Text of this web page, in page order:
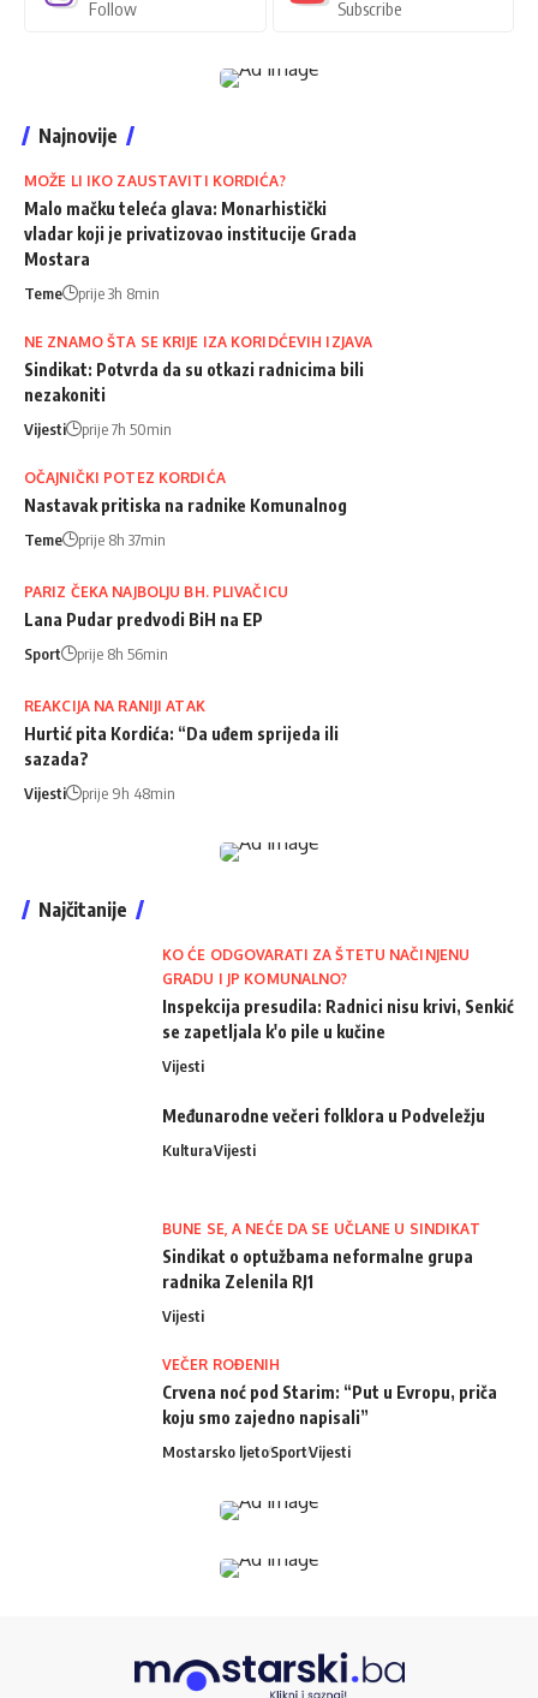
Follow Subscribe
Najnovije
MOŽE LI IKO ZAUSTAVITI KORDIĆA?
Malo mačku teleća glava: Monarhistički
vladar koji je privatizovao institucije Grada
Mostara
Teme prije 3h 8min
NE ZNAMO ŠTA SE KRIJE IZA KORIDĆEVIH IZJAVA
Sindikat: Potvrda da su otkazi radnicima bili
nezakoniti
Vijesti prije 7h 50min
OČAJNIČKI POTEZ KORDIĆA
Nastavak pritiska na radnike Komunalnog
Teme prije 8h 37min
PARIZ ČEKA NAJBOLJU BH. PLIVAČICU
Lana Pudar predvodi BiH na EP
Sport prije 8h 56min
REAKCIJA NA RANIJI ATAK
Hurtić pita Kordića: “Da uđem sprijeda ili
sazada?
Vijesti prije 9h 48min
Najčitanije
KO ĆE ODGOVARATI ZA ŠTETU NAČINJENU
GRADU I JP KOMUNALNO?
Inspekcija presudila: Radnici nisu krivi, Senkić
se zapetljala k'o pile u kučine
Vijesti
Međunarodne večeri folklora u Podveležju
KulturaVijesti
BUNE SE, A NEĆE DA SE UČLANE U SINDIKAT
Sindikat o optužbama neformalne grupa
radnika Zelenila RJ1
Vijesti
VEČER ROĐENIH
Crvena noć pod Starim: “Put u Evropu, priča
koju smo zajedno napisali”
Mostarsko ljetoSportVijesti